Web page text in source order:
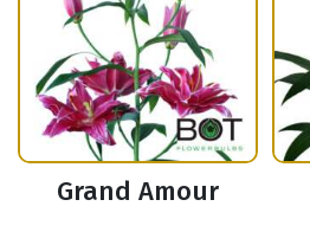
Grand Amour